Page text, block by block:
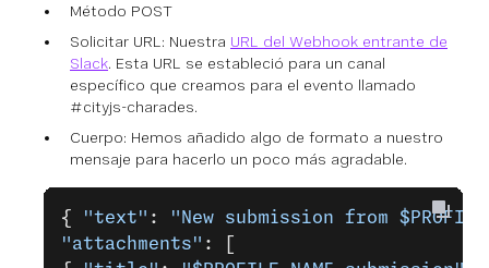
Método POST
Solicitar URL: Nuestra URL del Webhook entrante de
Slack. Esta URL se estableció para un canal
específico que creamos para el evento llamado
#cityjs-charades.
Cuerpo: Hemos añadido algo de formato a nuestro
mensaje para hacerlo un poco más agradable.
{ "text" :
"New submission from
"attachments" : [